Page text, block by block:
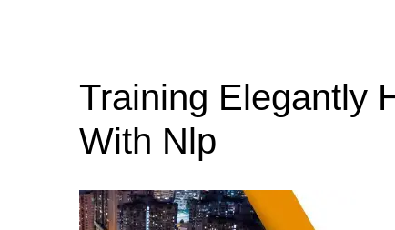
Training Elegantly
With Nlp